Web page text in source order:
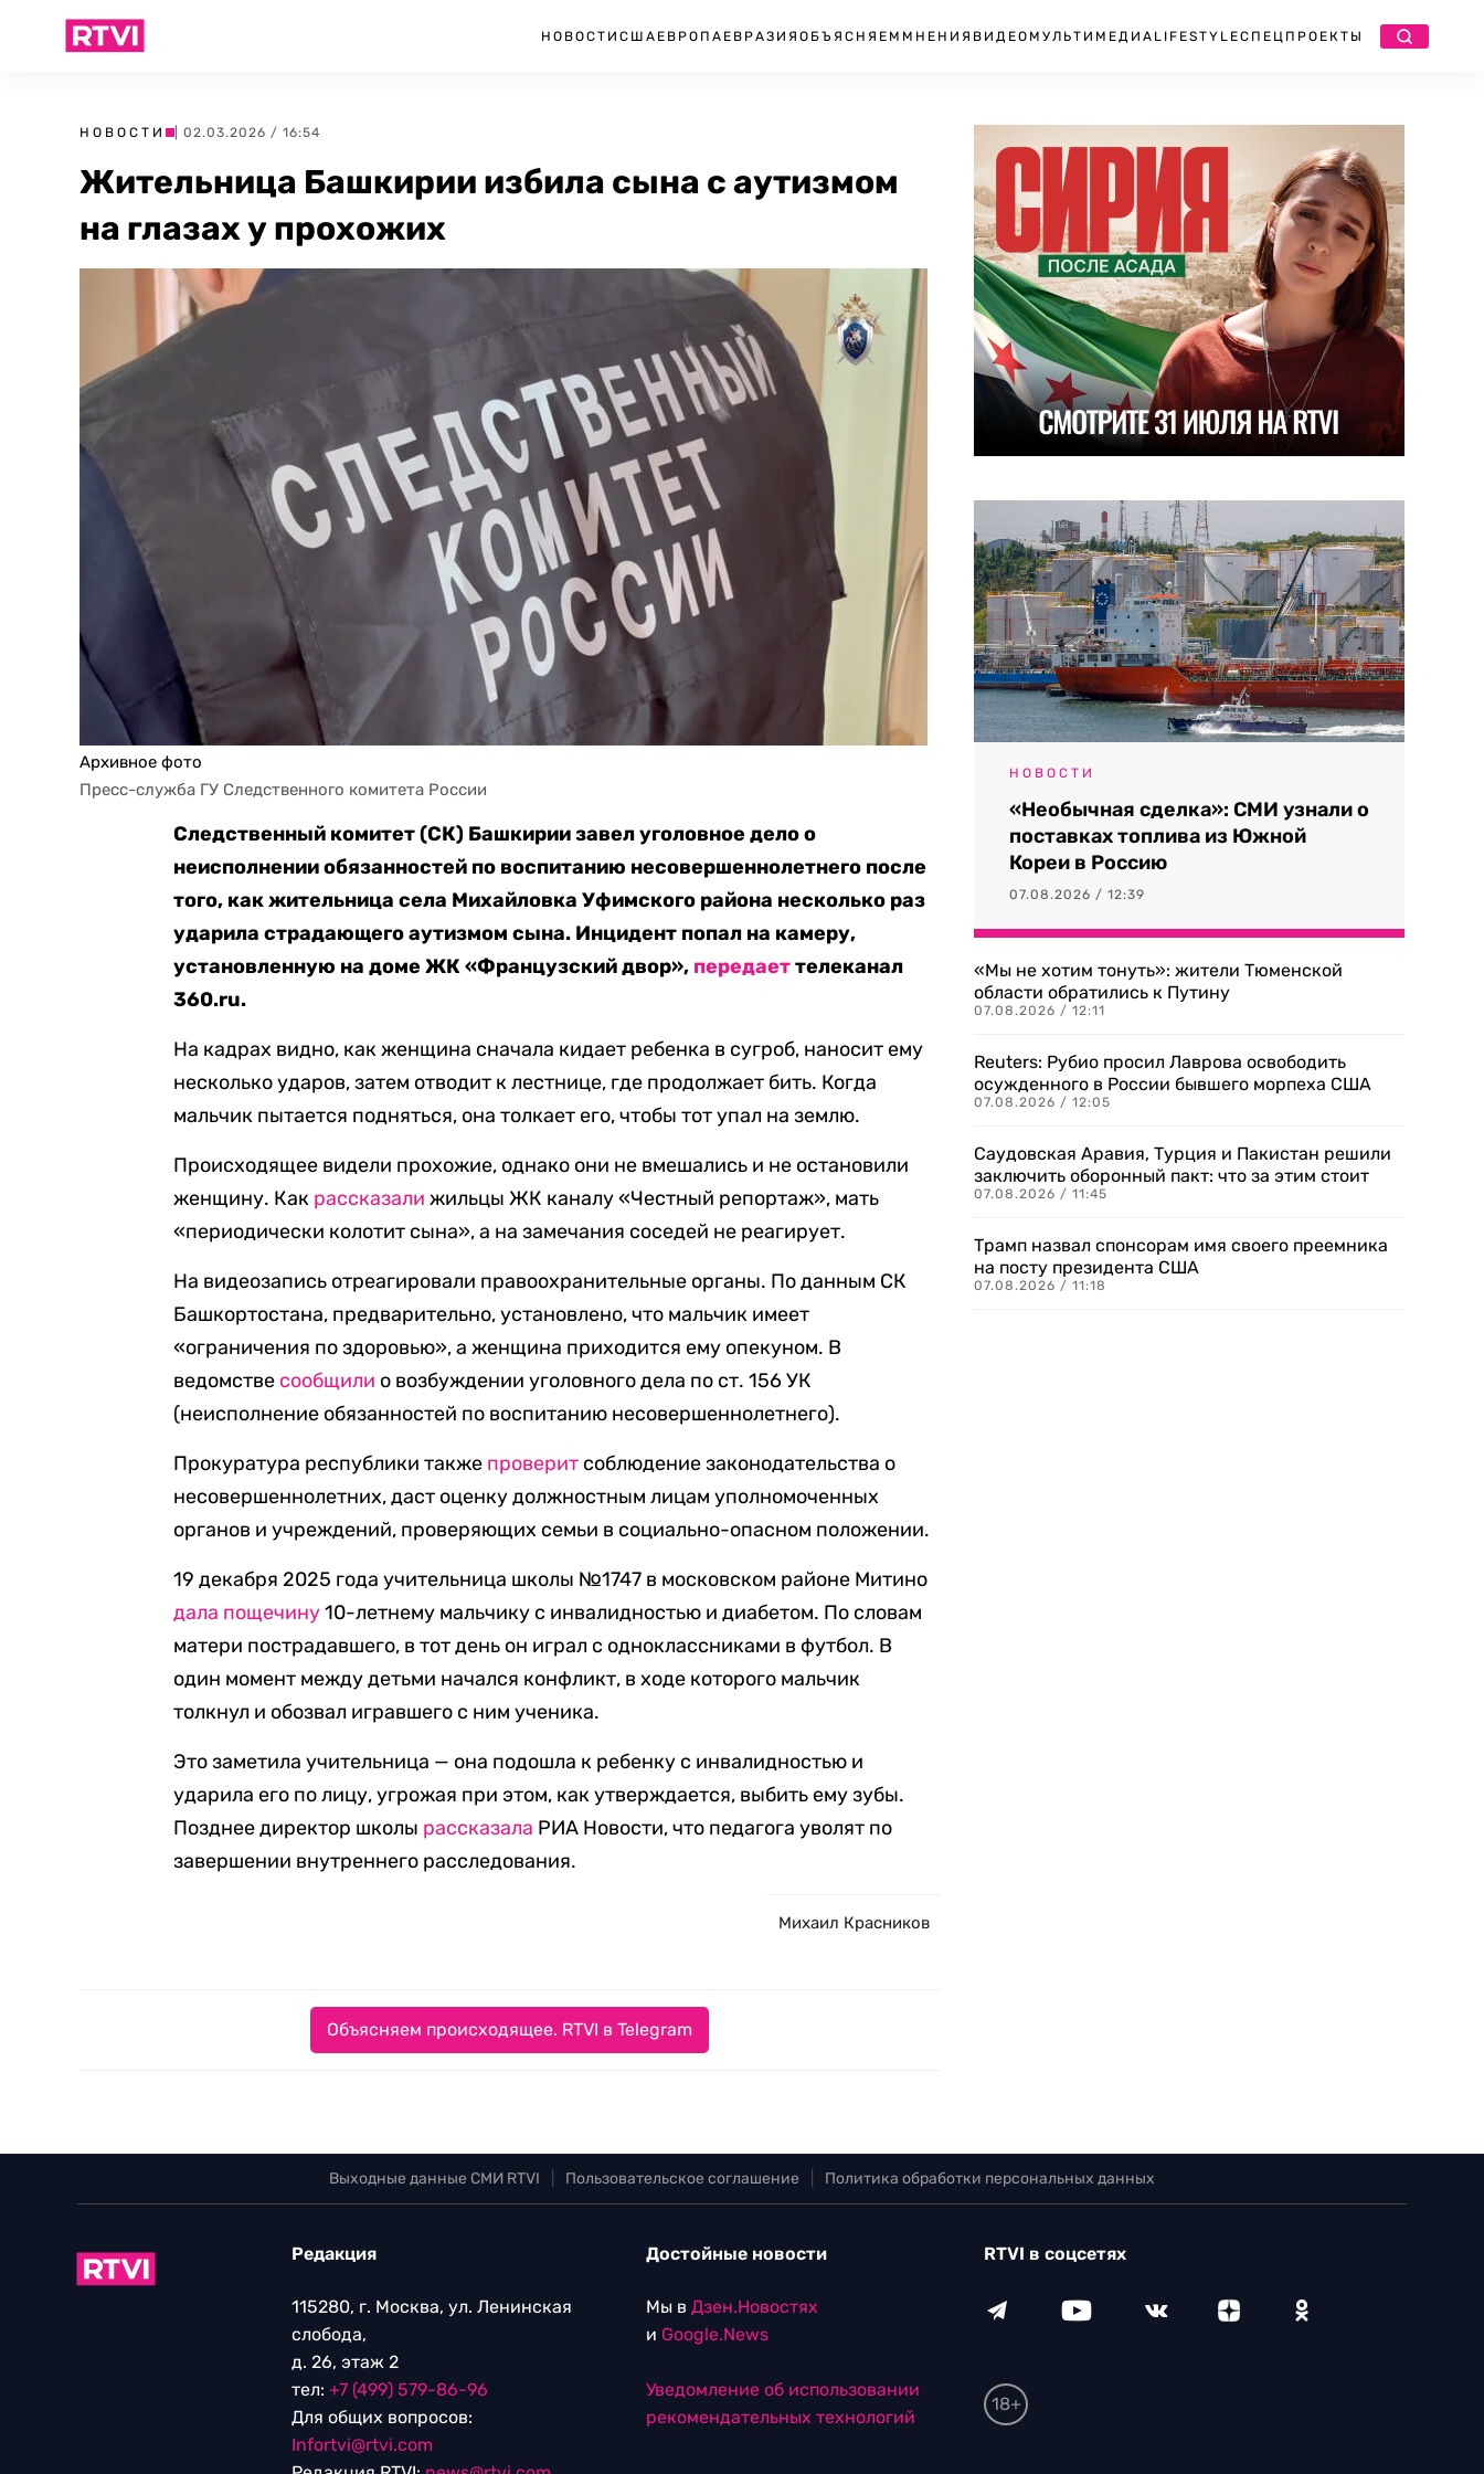
НОВОСТИ США ЕВРОПА ЕВРАЗИЯ ОБЪЯСНЯЕМ МНЕНИЯ ВИДЕО МУЛЬТИМЕДИА LIFESTYLEСПЕЦПРОЕКТЫ
НОВОСТИ | 02.03.2026 / 16:54
Жительница Башкирии избила сына с аутизмом
на глазах у прохожих
Архивное фото
Пресс-служба ГУ Следственного комитета России
Следственный комитет (СК) Башкирии завел уголовное дело о
неисполнении обязанностей по воспитанию несовершеннолетнего после
того, как жительница села Михайловка Уфимского района несколько раз
ударила страдающего аутизмом сына. Инцидент попал на камеру,
установленную на доме ЖК «Французский двор», передаеттелеканал
360.ru.
На кадрах видно, как женщина сначала кидает ребенка в сугроб, наносит ему
несколько ударов, затем отводит к лестнице, где продолжает бить. Когда
мальчик пытается подняться, она толкает его, чтобы тот упал на землю.
Происходящее видели прохожие, однако они не вмешались и не остановили
женщину. Как рассказали жильцы ЖК каналу «Честный репортаж», мать
«периодически колотит сына», а на замечания соседей не реагирует.
На видеозапись отреагировали правоохранительные органы. По данным СК
Башкортостана, предварительно, установлено, что мальчик имеет
«ограничения по здоровью», а женщина приходится ему опекуном. В
ведомстве сообщили о возбуждении уголовного дела по ст. 156 УК
(неисполнение обязанностей по воспитанию несовершеннолетнего).
Прокуратура республики также проверит соблюдение законодательства о
несовершеннолетних, даст оценку должностным лицам уполномоченных
органов и учреждений, проверяющих семьи в социально-опасном положении.
19 декабря 2025 года учительница школы №1747 в московском районе Митино
дала пощечину10-летнему мальчику с инвалидностью и диабетом. По словам
матери пострадавшего, в тот день он играл с одноклассниками в футбол. В
один момент между детьми начался конфликт, в ходе которого мальчик
толкнул и обозвал игравшего с ним ученика.
Это заметила учительница — она подошла к ребенку с инвалидностью и
ударила его по лицу, угрожая при этом, как утверждается, выбить ему зубы.
Позднее директор школы рассказала РИА Новости, что педагога уволят по
завершении внутреннего расследования.
Михаил Красников
Объясняем происходящее. RTVI в Telegram
НОВОСТИ
«Необычная сделка»: СМИ узнали о
поставках топлива из Южной
Кореи в Россию
07.08.2026 / 12:39
«Мы не хотим тонуть»: жители Тюменской
области обратились к Путину
07.08.2026 / 12:11
Reuters: Рубио просил Лаврова освободить
осужденного в России бывшего морпеха США
07.08.2026 / 12:05
Саудовская Аравия, Турция и Пакистан решили
заключить оборонный пакт: что за этим стоит
07.08.2026 / 11:45
Трамп назвал спонсорам имя своего преемника
на посту президента США
07.08.2026 / 11:18
Выходные данные СМИ RTVI Пользовательское соглашение Политика обработки персональных данных
Редакция
115280, г. Москва, ул. Ленинская
слобода,
д. 26, этаж 2
тел: +7 (499) 579-86-96
Для общих вопросов:
Infortvi@rtvi.com
Достойные новости
Мы в Дзен.Новостях
и Google.News
Уведомление об использовании
рекомендательных технологий
RTVI в соцсетях
18+